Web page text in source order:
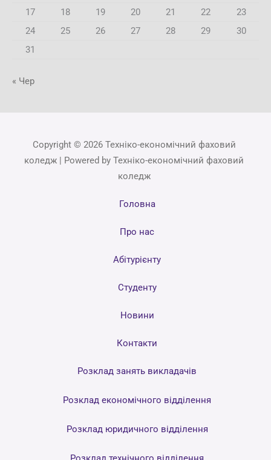
17
18 19 20 21 22
23
24
25 26 27 28 29
30
31
« Чер
Copyright © 2026 Техніко-економічний фаховий
коледж | Powered by Техніко-економічний фаховий
коледж
Головна
Про нас
Абітурієнту
Студенту
Новини
Контакти
Розклад занять викладачів
Розклад економічного відділення
Розклад юридичного відділення